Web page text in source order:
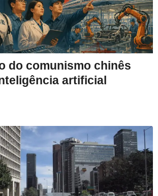
do comunismo chinês
artificial